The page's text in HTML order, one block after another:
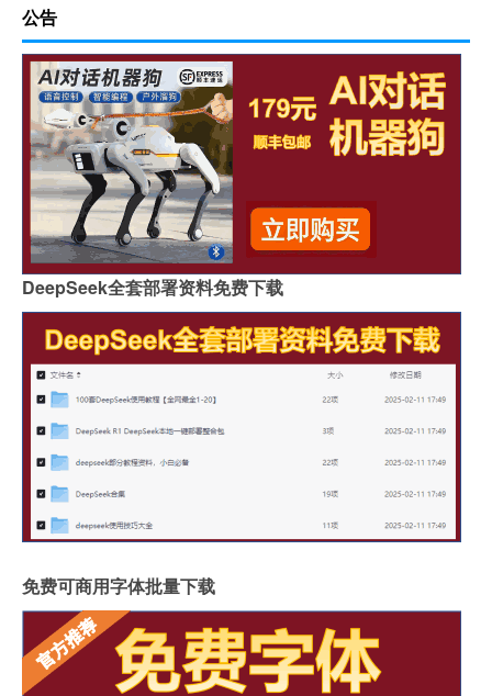
公告
DeepSeek全套部署资料免费下载
免费可商用字体批量下载